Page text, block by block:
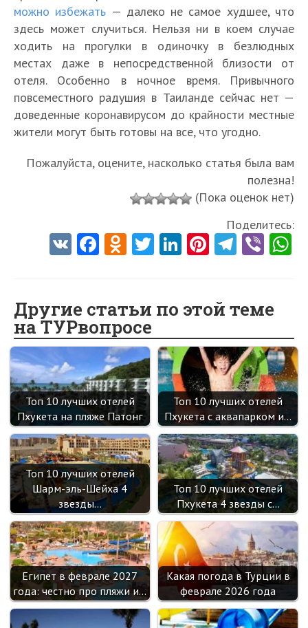
можно избежать — далеко не самое худшее, что
здесь может случиться. Нельзя ни в коем случае
ходить на прогулки в одиночку в безлюдных
местах даже в непосредственной близости от
отеля. Особенно в ночное время. Привычного
повсеместного радушия в Таиланде сейчас нет —
доведенные коронавирусом до крайности местные
жители могут быть готовы на все, что угодно.
Пожалуйста, оцените, насколько статья была вам
полезна!
(Пока оценок нет)
Поделитесь:
V Fa
o
o
k
O
o
kl
as
sn
ik
i
T
er
Li
dI
n
Pi
es
t
Te
a
m
Vi
Другие статьи по этой теме
на ТУРвопросе
Топ 10 лучших отелей
Пхукета на пляже Патонг
Топ 10 лучших отелей
Пхукета с аквапарком и…
Топ 10 лучших отелей
Шарм-эль-Шейха 4
звезды…
Топ 10 лучших отелей
Пхукета 4 звезды с…
Египет в феврале 2027
года: честно про пляжи и…
Какая погода в Турции в
феврале 2026 года